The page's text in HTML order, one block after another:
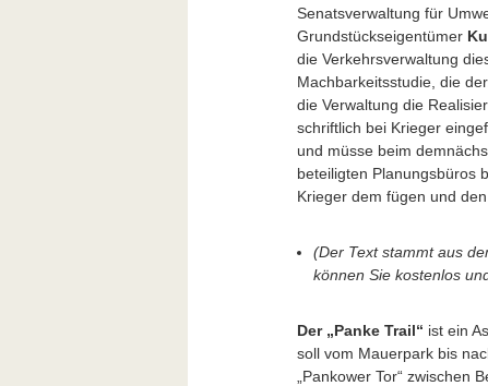
Senatsverwaltung für
Grundstückseigentümer
die Verkehrsverwaltung
Machbarkeitsstudie, die
die Verwaltung die
schriftlich bei Krieger
und müsse beim
beteiligten Planungsbüros
Krieger dem fügen und
(Der Text stammt aus
können Sie kostenlos
Der „Panke Trail“ ist ein
soll vom Mauerpark bis
„Pankower Tor“